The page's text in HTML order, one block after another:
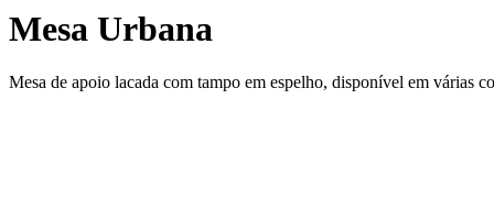
Mesa Urbana
Mesa de apoio lacada com tampo em espelho, disponível em várias